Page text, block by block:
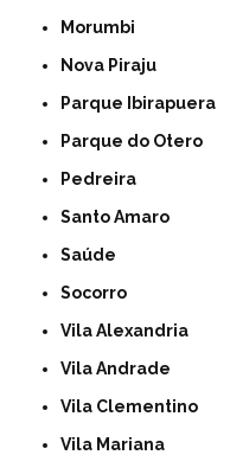
Morumbi
Nova Piraju
Parque Ibirapuera
Parque do Otero
Pedreira
Santo Amaro
Saúde
Socorro
Vila Alexandria
Vila Andrade
Vila Clementino
Vila Mariana